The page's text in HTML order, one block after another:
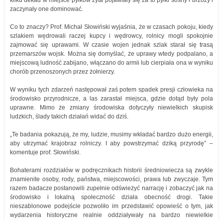
zaczynały one dominować.
Co to znaczy? Prof. Michał Słowiński wyjaśnia, że w czasach pokoju, kiedy
szlakiem wędrowali raczej kupcy i wędrowcy, rolnicy mogli spokojnie
zajmować się uprawami. W czasie wojen jednak szlak starał się trasą
przemarszów wojsk. Można się domyślać, że uprawy wtedy podpalano, a
miejscową ludność zabijano, włączano do armii lub cierpiała ona w wyniku
chorób przenoszonych przez żołnierzy.
W wyniku tych zdarzeń następował zaś potem spadek presji człowieka na
środowisko przyrodnicze, a las zarastał miejsca, gdzie dotąd były pola
uprawne. Mimo że zmiany środowiska dotyczyły niewielkich skupisk
ludzkich, ślady takich działań widać do dziś.
„Te badania pokazują, że my, ludzie, musimy wkładać bardzo dużo energii,
aby utrzymać krajobraz rolniczy. I aby powstrzymać dziką przyrodę” –
komentuje prof. Słowiński.
Bohaterami rozdziałów w podręcznikach historii średniowiecza są zwykle
znamienite osoby, rody, państwa, miejscowości, prawa lub zwyczaje. Tym
razem badacze postanowili zupełnie odświeżyć narrację i zobaczyć jak na
środowisko i lokalną społeczność działa obecność drogi. Takie
nieszablonowe podejście pozwoliło im przedstawić opowieść o tym, jak
wydarzenia historyczne realnie oddziaływały na bardzo niewielkie